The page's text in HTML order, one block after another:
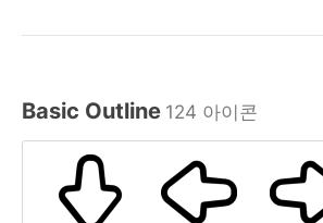
Basic Outline 124 아이콘